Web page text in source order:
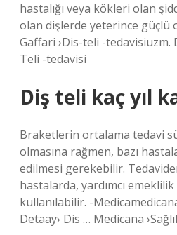
hastalığı veya kökleri olan
olan dişlerde yeterince güçlü
Gaffari ›Dis-teli -tedavisiuzm.
Teli -tedavisi
Diş teli kaç yıl
Braketlerin ortalama tedavi
olmasına rağmen, bazı
edilmesi gerekebilir.
hastalarda, yardımcı
kullanılabilir. -
Detaay› Dis … Medicana